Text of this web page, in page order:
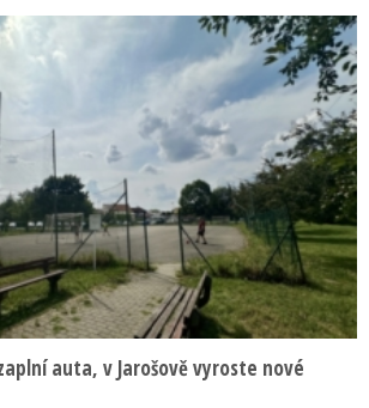
auta, v Jarošově vyroste nové